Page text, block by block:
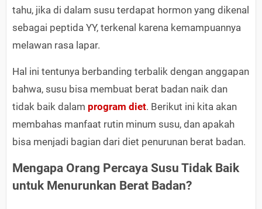
tahu, jika di dalam susu terdapat hormon yang dikenal
sebagai peptida YY, terkenal karena kemampuannya
melawan rasa lapar.
Hal ini tentunya berbanding terbalik dengan anggapan
bahwa, susu bisa membuat berat badan naik dan
tidak baik dalam program diet. Berikut ini kita akan
membahas manfaat rutin minum susu, dan apakah
bisa menjadi bagian dari diet penurunan berat badan.
Mengapa Orang Percaya Susu Tidak Baik
untuk Menurunkan Berat Badan?